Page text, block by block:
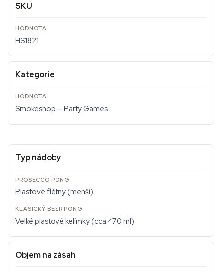
SKU
HS1821
Kategorie
Smokeshop — Party Games
Typ nádoby
Plastové flétny (menší)
Velké plastové kelímky (cca 470 ml)
Objem na zásah